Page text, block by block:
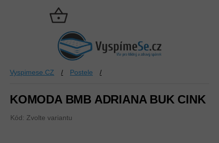
NÁKUPNÍ
KOŠÍK
Vyspimese.CZ / Postele /
KOMODA BMB ADRIANA BUK CINK
Kód: Zvolte variantu